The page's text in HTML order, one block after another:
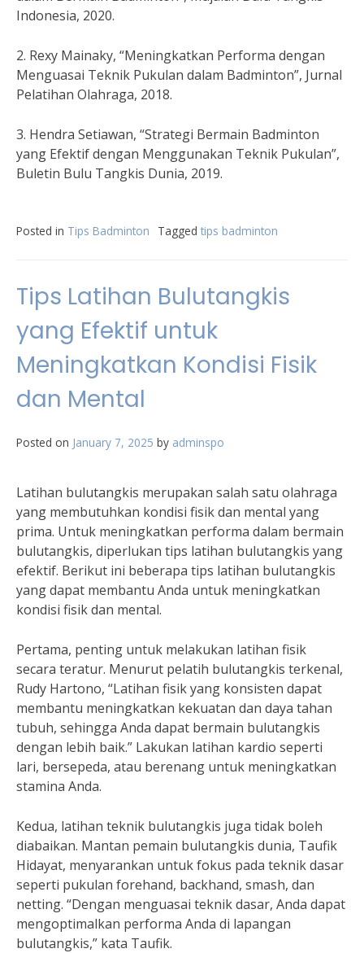
Indonesia, 2020.
2. Rexy Mainaky, “Meningkatkan Performa dengan
Menguasai Teknik Pukulan dalam Badminton”, Jurnal
Pelatihan Olahraga, 2018.
3. Hendra Setiawan, “Strategi Bermain Badminton
yang Efektif dengan Menggunakan Teknik Pukulan”,
Buletin Bulu Tangkis Dunia, 2019.
Posted in Tips Badminton Tagged tips badminton
Tips Latihan Bulutangkis
yang Efektif untuk
Meningkatkan Kondisi Fisik
dan Mental
Posted on January 7, 2025 by adminspo
Latihan bulutangkis merupakan salah satu olahraga
yang membutuhkan kondisi fisik dan mental yang
prima. Untuk meningkatkan performa dalam bermain
bulutangkis, diperlukan tips latihan bulutangkis yang
efektif. Berikut ini beberapa tips latihan bulutangkis
yang dapat membantu Anda untuk meningkatkan
kondisi fisik dan mental.
Pertama, penting untuk melakukan latihan fisik
secara teratur. Menurut pelatih bulutangkis terkenal,
Rudy Hartono, “Latihan fisik yang konsisten dapat
membantu meningkatkan kekuatan dan daya tahan
tubuh, sehingga Anda dapat bermain bulutangkis
dengan lebih baik.” Lakukan latihan kardio seperti
lari, bersepeda, atau berenang untuk meningkatkan
stamina Anda.
Kedua, latihan teknik bulutangkis juga tidak boleh
diabaikan. Mantan pemain bulutangkis dunia, Taufik
Hidayat, menyarankan untuk fokus pada teknik dasar
seperti pukulan forehand, backhand, smash, dan
netting. “Dengan menguasai teknik dasar, Anda dapat
mengoptimalkan performa Anda di lapangan
bulutangkis,” kata Taufik.